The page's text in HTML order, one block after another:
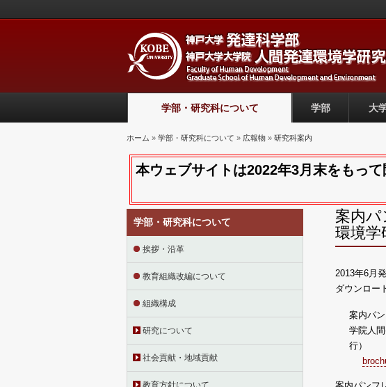
学部・研究科について 学部 大
現在地
ホーム » 学部・研究科について » 広報物 » 研究科案内
本ウェブサイトは2022年3月末をもっ
学部・研究科について
挨拶・沿革
教育組織改編について
組織構成
研究について
社会貢献・地域貢献
教育方針について
案内パ
環境学
2013年6月
ダウンロー
案内パ
学院人
行）